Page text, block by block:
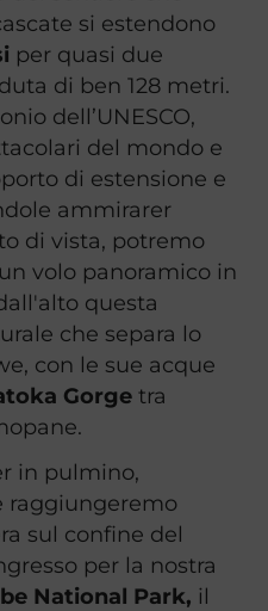
si estendono
per quasi due
di ben 128 metri.
dell’UNESCO,
del mondo e
di estensione e
ammirarer
di vista, potremo
volo panoramico in
questa
che separa lo
con le sue acque
Gorgetra
in pulmino,
raggiungeremo
sul confine del
per la nostra
National Park, il